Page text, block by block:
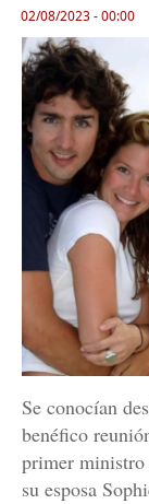
02/08/2023 - 00:00
Se conocían
benéfico
primer ministro
su esposa